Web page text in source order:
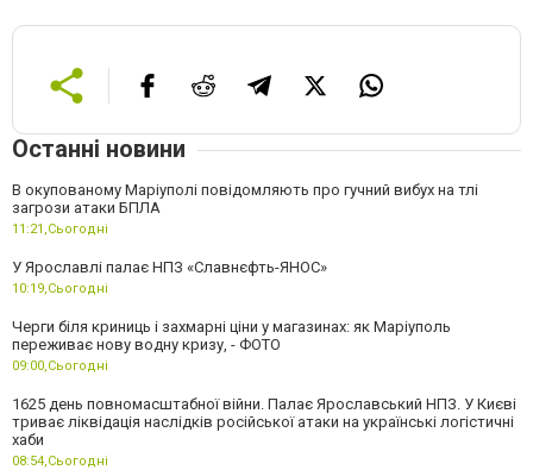
Останні новини
В окупованому Маріуполі повідомляють про гучний вибух на тлі
загрози атаки БПЛА
11:21,Сьогодні
У Ярославлі палає НПЗ «Славнєфть-ЯНОС»
10:19,Сьогодні
Черги біля криниць і захмарні ціни у магазинах: як Маріуполь
переживає нову водну кризу, - ФОТО
09:00,Сьогодні
1625 день повномасштабної війни. Палає Ярославський НПЗ. У Києві
триває ліквідація наслідків російської атаки на українські логістичні
хаби
08:54,Сьогодні